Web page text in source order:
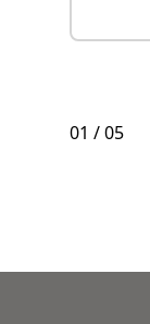
01 /05